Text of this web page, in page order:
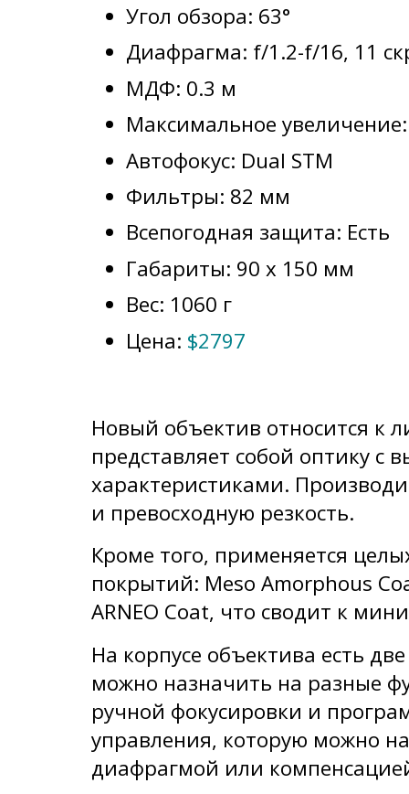
Угол обзора: 63°
Диафрагма: f/1.2-f/16, 11
МДФ: 0.3 м
Максимальное
Автофокус: Dual STM
Фильтры: 82 мм
Всепогодная защита: Есть
Габариты: 90 x 150 мм
Вес: 1060 г
Цена: $2797
Новый объектив относится к
представляет собой оптику с
характеристиками.
и превосходную резкость.
Кроме того, применяется
покрытий: Meso Amorphous
ARNEO Coat, что сводит к
На корпусе объектива есть
можно назначить на разные
ручной фокусировки и
управления, которую можно
диафрагмой или